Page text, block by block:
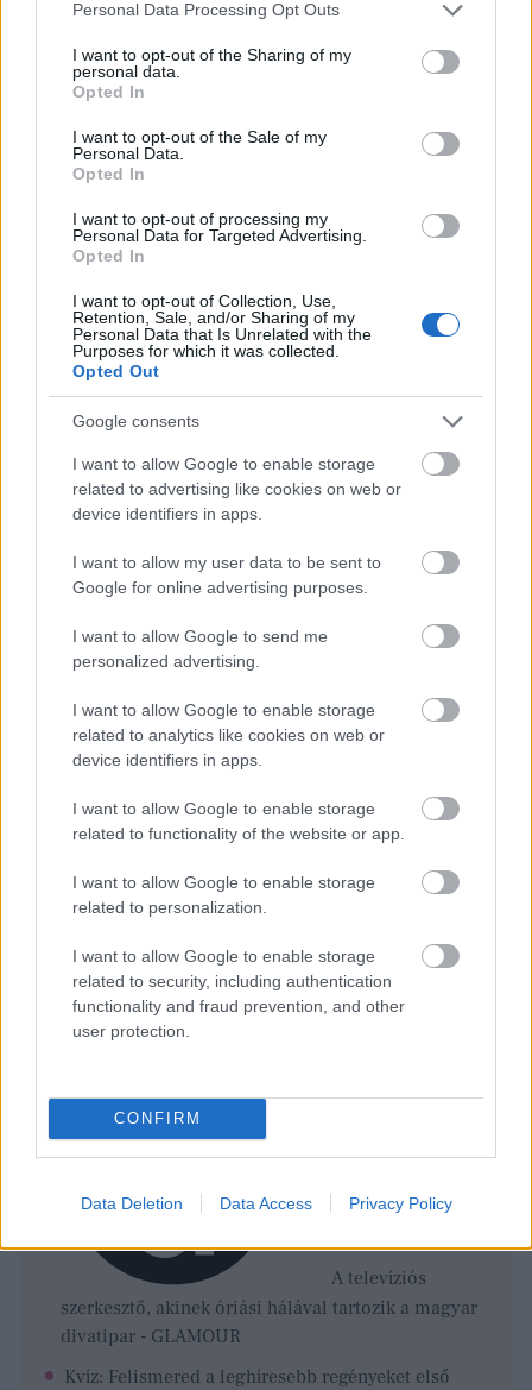
Please note that this website/app uses one or more Google
not limited to your visit or usage behaviour. You may click to
grant or deny consent to Google and its third-party tags to
use your data for below specified purposes in below Google
consent section.
Personal Data Processing Opt Outs
I want to opt-out of the Sharing of my
personal data.
Opted In
I want to opt-out of the Sale of my
Personal Data.
Opted In
I want to opt-out of processing my
Personal Data for Targeted Advertising.
Opted In
I want to opt-out of Collection, Use,
Retention, Sale, and/or Sharing of my
Personal Data that Is Unrelated with the
Purposes for which it was collected.
Opted Out
Google consents
I want to allow Google to enable storage
related to advertising like cookies on web or
device identifiers in apps.
I want to allow my user data to be sent to
Google for online advertising purposes.
I want to allow Google to send me
personalized advertising.
I want to allow Google to enable storage
related to analytics like cookies on web or
device identifiers in apps.
I want to allow Google to enable storage
related to functionality of the website or app.
I want to allow Google to enable storage
related to personalization.
I want to allow Google to enable storage
related to security, including authentication
functionality and fraud prevention, and other
user protection.
CONFIRM
Data Deletion Data Access Privacy Policy
Amy Winehouse kegyetlenül fiatal volt, amikor
meghalt. Minél fiatalabb az elhunyt, annál
hihetetlenebb és annál keservesebb az érzés, amit a
világszerte ismert hírességek is ugyanolyan
emberek, valódi, sokszor kifejezetten nehéz és
Ezeket olvastad már?
Meghan Markle születésnapi fotói láttán
mindenkiben ugyanaz a kérdés merül fel
Russell Crowe nemcsak rengeteget fogyott, de
brutálisan ki is gyúrta magát
A televíziós
szerkesztő, akinek óriási hálával tartozik a magyar
divatipar - GLAMOUR
Kvíz: Felismered a leghíresebb regényeket első